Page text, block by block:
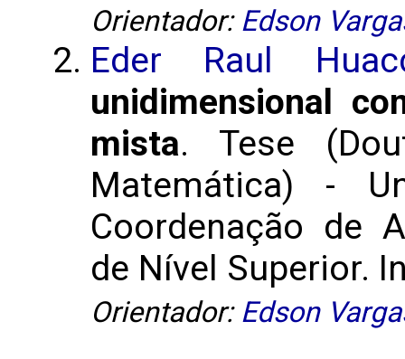
Orientador: Edson
Eder Raul
unidimensional
mista. Tese
Matemática) -
Coordenação de
de Nível Superior.
Orientador: Edson